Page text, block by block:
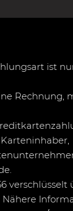
ist
Rechnung,
verschlüsselt